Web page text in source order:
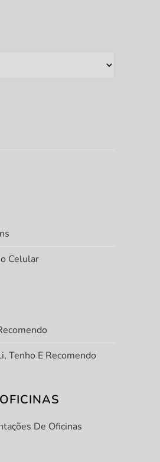
Celular
Tenho E Recomendo
De Oficinas